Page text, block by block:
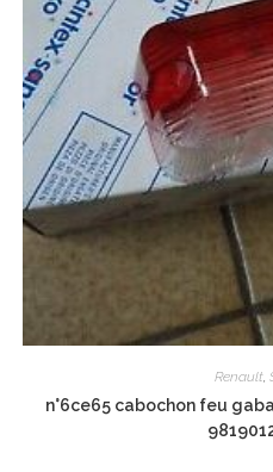
Renault,
n°6ce65 cabochon feu